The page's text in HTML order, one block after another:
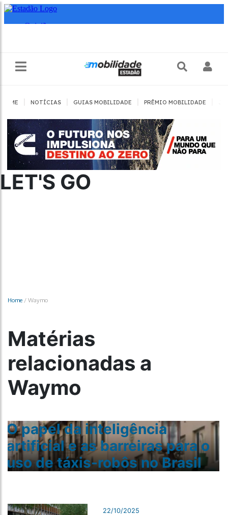
HOME NOTÍCIAS GUIAS MOBILIDADE PRÊMIO MOBILIDADE
LET'S GO
Home / Waymo
Matérias
relacionadas a
Waymo
O papel da inteligência
artificial e as barreiras para o
uso de táxis-robôs no Brasil
22/10/2025